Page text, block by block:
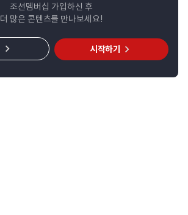
조선멤버십 가입하신 후
더 많은 콘텐츠를 만나보세요!
시작하기